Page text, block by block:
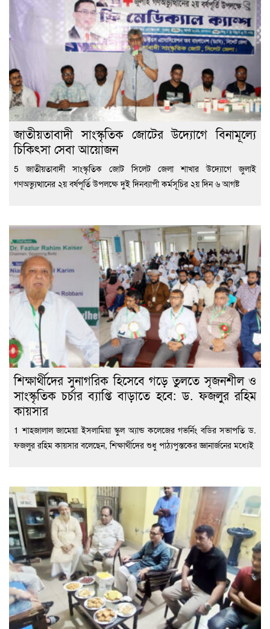
জাতীয়তাবাদী সাংস্কৃতিক জোটের উদ্যোগে বিনামূল্যে
চিকিৎসা সেবা আয়োজন
5 জাতীয়তাবাদী সাংস্কৃতিক জোট সিলেট জেলা শাখার উদ্যোগে জুলাই
গণঅভ্যুত্থানের ২য় বর্ষপূর্তি উপলক্ষে দুই দিনব্যাপী কর্মসূচির ২য় দিন ৬ আগষ্ট
শিক্ষার্থীদের সুনাগরিক হিসেবে গড়ে তুলতে সৃজনশীল ও
সাংস্কৃতিক চর্চার ব্যাপ্তি বাড়াতে হবে: ড. ফজলুর রহিম
কায়সার
1 শাহজালাল জামেয়া ইসলামিয়া স্কুল অ্যান্ড কলেজের গভর্নিং বডির সভাপতি ড.
ফজলুর রহিম কায়সার বলেছেন, শিক্ষার্থীদের শুধু পাঠ্যপুস্তকের জ্ঞানার্জনের মধ্যেই